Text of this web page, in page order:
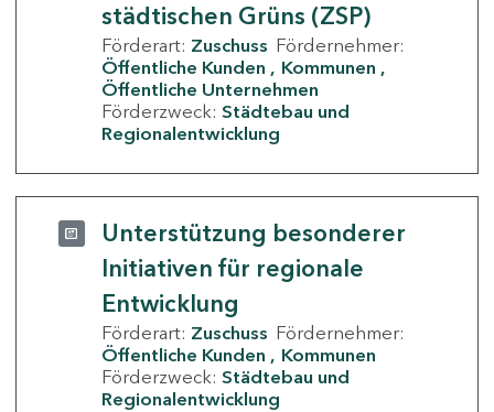
städtischen Grüns (ZSP)
Förderart: Zuschuss Fördernehmer:
Öffentliche Kunden
Kommunen
Öffentliche Unternehmen
Förderzweck: Städtebau und
Regionalentwicklung
Unterstützung besonderer
Initiativen für regionale
Entwicklung
Förderart: Zuschuss Fördernehmer:
Öffentliche Kunden
Kommunen
Förderzweck: Städtebau und
Regionalentwicklung